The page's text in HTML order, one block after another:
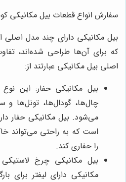
سفارش انواع قطعات بیل مکانیکی
بیل مکانیکی دارای چند مدل
که برای آن‌ها طراحی شده‌اند،
اصلی بیل مکانیکی عبارتند از:
بیل مکانیکی حفار: این
چال‌ها، گودال‌ها، تونل‌ها و
می‌شود. بیل مکانیکی حفار
است که به راحتی می‌تواند
را حفاری کند.
بیل مکانیکی چرخ
مکانیکی دارای لیفتر برای